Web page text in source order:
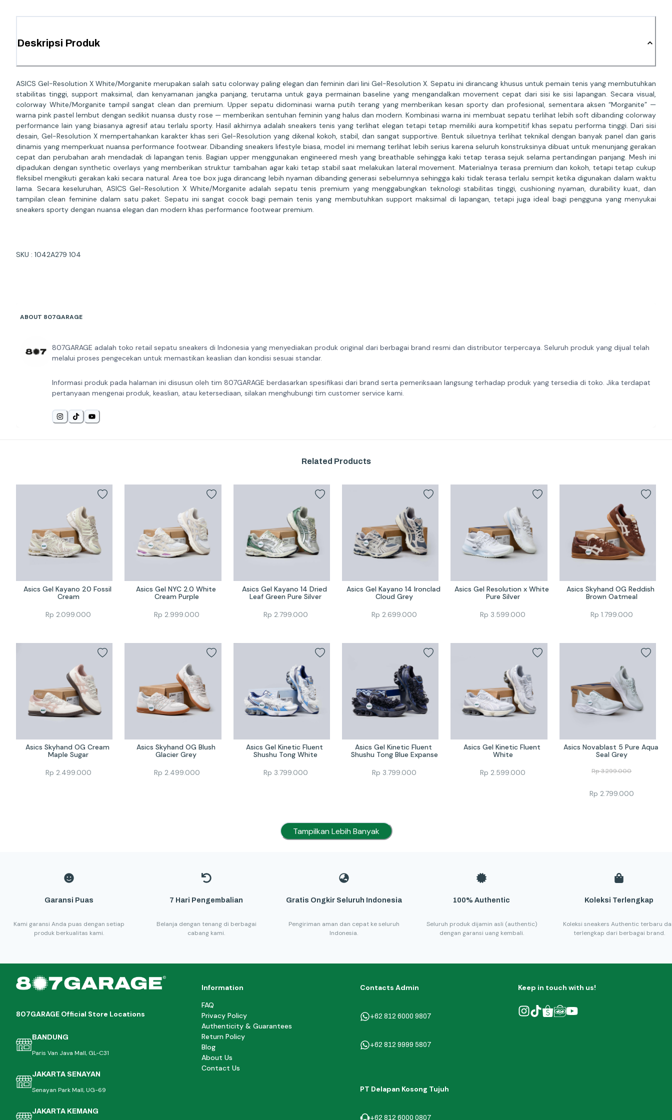
Deskripsi Produk
ASICS Gel-Resolution X White/Morganite merupakan salah satu colorway paling elegan dan feminin dari lini Gel-Resolution X. Sepatu ini dirancang khusus untuk pemain tenis yang membutuhkan
stabilitas tinggi, support maksimal, dan kenyamanan jangka panjang, terutama untuk gaya permainan baseline yang mengandalkan movement cepat dari sisi ke sisi lapangan. Secara visual,
colorway White/Morganite tampil sangat clean dan premium. Upper sepatu didominasi warna putih terang yang memberikan kesan sporty dan profesional, sementara aksen “Morganite” —
warna pink pastel lembut dengan sedikit nuansa dusty rose — memberikan sentuhan feminin yang halus dan modern. Kombinasi warna ini membuat sepatu terlihat lebih soft dibanding colorway
performance lain yang biasanya agresif atau terlalu sporty. Hasil akhirnya adalah sneakers tenis yang terlihat elegan tetapi tetap memiliki aura kompetitif khas sepatu performa tinggi. Dari sisi
desain, Gel-Resolution X mempertahankan karakter khas seri Gel-Resolution yang dikenal kokoh, stabil, dan sangat supportive. Bentuk siluetnya terlihat teknikal dengan banyak panel dan garis
dinamis yang memperkuat nuansa performance footwear. Dibanding sneakers lifestyle biasa, model ini memang terlihat lebih serius karena seluruh konstruksinya dibuat untuk menunjang gerakan
cepat dan perubahan arah mendadak di lapangan tenis. Bagian upper menggunakan engineered mesh yang breathable sehingga kaki tetap terasa sejuk selama pertandingan panjang. Mesh ini
dipadukan dengan synthetic overlays yang memberikan struktur tambahan agar kaki tetap stabil saat melakukan lateral movement. Materialnya terasa premium dan kokoh, tetapi tetap cukup
fleksibel mengikuti gerakan kaki secara natural. Area toe box juga dirancang lebih nyaman dibanding generasi sebelumnya sehingga kaki tidak terasa terlalu sempit ketika digunakan dalam waktu
lama. Secara keseluruhan, ASICS Gel-Resolution X White/Morganite adalah sepatu tenis premium yang menggabungkan teknologi stabilitas tinggi, cushioning nyaman, durability kuat, dan
tampilan clean feminine dalam satu paket. Sepatu ini sangat cocok bagi pemain tenis yang membutuhkan support maksimal di lapangan, tetapi juga ideal bagi pengguna yang menyukai
sneakers sporty dengan nuansa elegan dan modern khas performance footwear premium.
SKU : 1042A279 104
ABOUT 807GARAGE
807GARAGE adalah toko retail sepatu sneakers di Indonesia yang menyediakan produk original dari berbagai brand resmi dan distributor terpercaya. Seluruh produk yang dijual telah
melalui proses pengecekan untuk memastikan keaslian dan kondisi sesuai standar.
Informasi produk pada halaman ini disusun oleh tim 807GARAGE berdasarkan spesifikasi dari brand serta pemeriksaan langsung terhadap produk yang tersedia di toko. Jika terdapat
pertanyaan mengenai produk, keaslian, atau ketersediaan, silakan menghubungi tim customer service kami.
Related Products
Asics Gel Kayano 20 Fossil
Cream
Rp 2.099.000
Asics Gel NYC 2.0 White
Cream Purple
Rp 2.999.000
Asics Gel Kayano 14 Dried
Leaf Green Pure Silver
Rp 2.799.000
Asics Gel Kayano 14 Ironclad
Cloud Grey
Rp 2.699.000
Asics Gel Resolution x White
Pure Silver
Rp 3.599.000
Asics Skyhand OG Reddish
Brown Oatmeal
Rp 1.799.000
Asics Skyhand OG Cream
Maple Sugar
Rp 2.499.000
Asics Skyhand OG Blush
Glacier Grey
Rp 2.499.000
Asics Gel Kinetic Fluent
Shushu Tong White
Rp 3.799.000
Asics Gel Kinetic Fluent
Shushu Tong Blue Expanse
Rp 3.799.000
Asics Gel Kinetic Fluent
White
Rp 2.599.000
Asics Novablast 5 Pure Aqua
Seal Grey
Rp3.299.000
Rp 2.799.000
Tampilkan Lebih Banyak
Garansi Puas
Kami garansi Anda puas dengan setiap
produk berkualitas kami.
7 Hari Pengembalian
Belanja dengan tenang di berbagai
cabang kami.
Gratis Ongkir Seluruh Indonesia
Pengiriman aman dan cepat ke seluruh
Indonesia.
100% Authentic
Seluruh produk dijamin asli (authentic)
dengan garansi uang kembali.
Koleksi Terlengkap
Koleksi sneakers Authentic terbaru
terlengkap dari berbagai brand.
807GARAGE Official Store Locations
BANDUNG
Paris Van Java Mall, GL-C31
JAKARTA SENAYAN
Senayan Park Mall, UG-69
JAKARTA KEMANG
Information
FAQ
Privacy Policy
Authenticity & Guarantees
Return Policy
Blog
About Us
Contact Us
Contacts Admin
+62 812 6000 9807
+62 812 9999 5807
PT Delapan Kosong Tujuh
+62 812 6000 0807
Keep in touch with us!